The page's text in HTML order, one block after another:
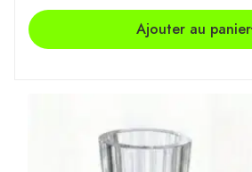
Ajouter au panier